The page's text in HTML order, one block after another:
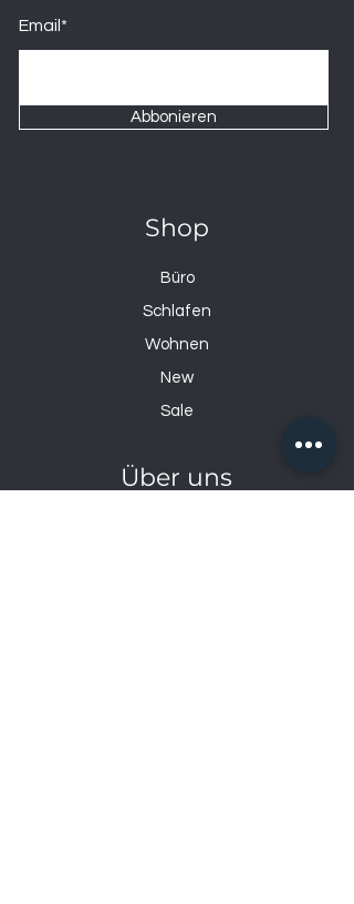
Email*
Abbonieren
Shop
Büro
Schlafen
Wohnen
New
Sale
Über uns